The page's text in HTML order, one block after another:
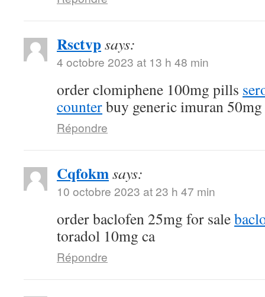
Rsctvpsays:
4 octobre 2023 at 13 h 48 min
order clomiphene 100mg pills
counterbuy generic imuran 50mg
Répondre
Cqfokmsays:
10 octobre 2023 at 23 h 47 min
order baclofen 25mg for sale
toradol 10mg ca
Répondre